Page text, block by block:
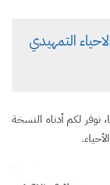
التمهيدي
نوفر لكم أدناه النسخة